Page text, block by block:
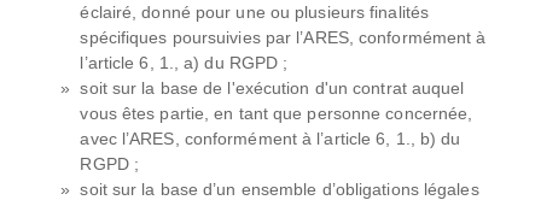
éclairé, donné pour une ou plusieurs finalités
spécifiques poursuivies par l’ARES, conformément à
l’article 6, 1., a) du RGPD ;
soit sur la base de l'exécution d'un contrat auquel
vous êtes partie, en tant que personne concernée,
avec l’ARES, conformément à l’article 6, 1., b) du
RGPD ;
soit sur la base d’un ensemble d’obligations légales